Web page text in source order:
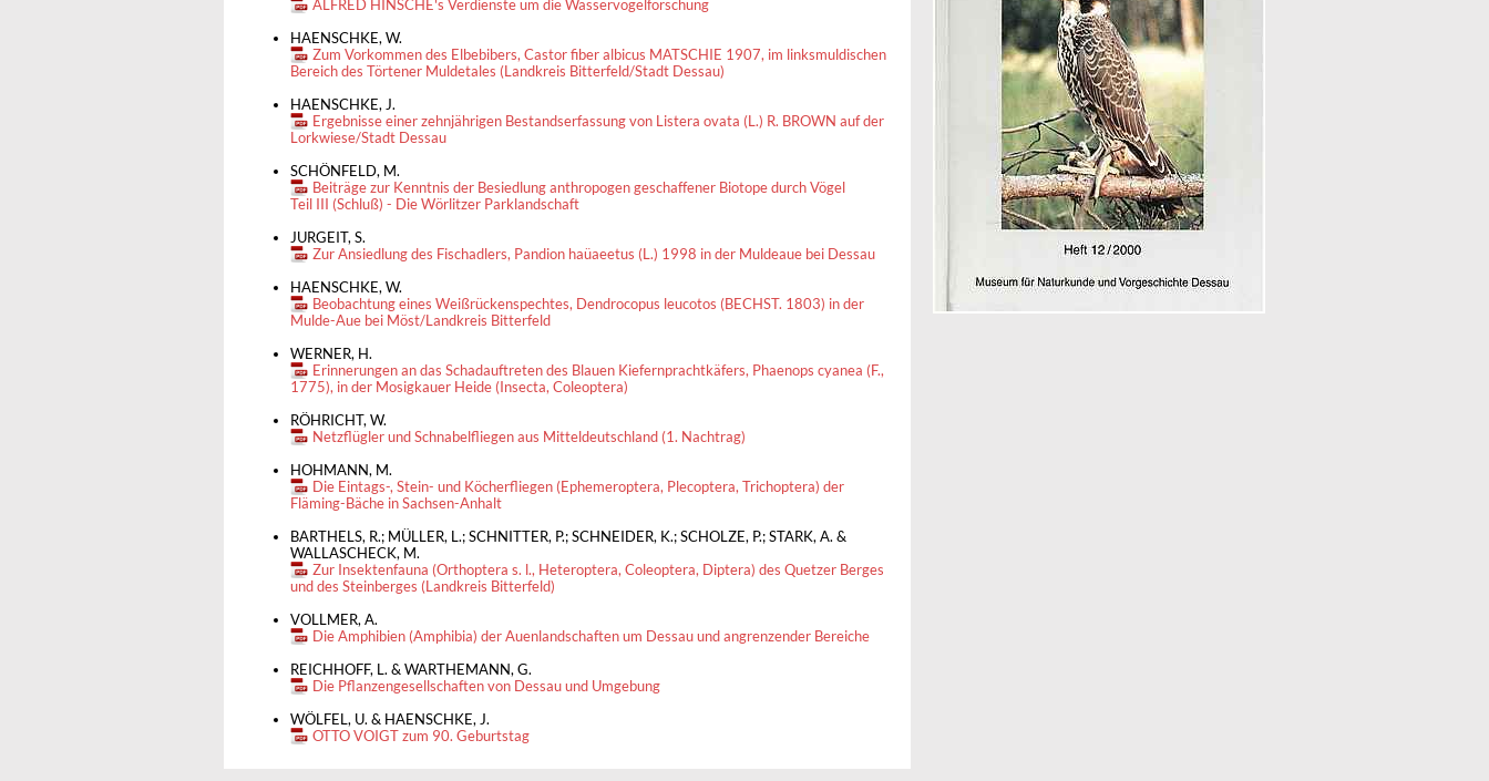
ALFRED HINSCHE's Verdienste um die Wasservogelforschung
HAENSCHKE, W.
Zum Vorkommen des Elbebibers, Castor fiber albicus MATSCHIE 1907, im linksmuldischen
Bereich des Törtener Muldetales (Landkreis Bitterfeld/Stadt Dessau)
HAENSCHKE, J.
Ergebnisse einer zehnjährigen Bestandserfassung von Listera ovata (L.) R. BROWN auf der
Lorkwiese/Stadt Dessau
SCHÖNFELD, M.
Beiträge zur Kenntnis der Besiedlung anthropogen geschaffener Biotope durch Vögel
Teil III (Schluß) - Die Wörlitzer Parklandschaft
JURGEIT, S.
Zur Ansiedlung des Fischadlers, Pandion haüaeetus (L.) 1998 in der Muldeaue bei Dessau
HAENSCHKE, W.
Beobachtung eines Weißrückenspechtes, Dendrocopus leucotos (BECHST. 1803) in der
Mulde-Aue bei Möst/Landkreis Bitterfeld
WERNER, H.
Erinnerungen an das Schadauftreten des Blauen Kiefernprachtkäfers, Phaenops cyanea (F.,
1775), in der Mosigkauer Heide (Insecta, Coleoptera)
RÖHRICHT, W.
Netzflügler und Schnabelfliegen aus Mitteldeutschland (1. Nachtrag)
HOHMANN, M.
Die Eintags-, Stein- und Köcherfliegen (Ephemeroptera, Plecoptera, Trichoptera) der
Fläming-Bäche in Sachsen-Anhalt
BARTHELS, R.; MÜLLER, L.; SCHNITTER, P.; SCHNEIDER, K.; SCHOLZE, P.; STARK, A. &
WALLASCHECK, M.
Zur Insektenfauna (Orthoptera s. l., Heteroptera, Coleoptera, Diptera) des Quetzer Berges
und des Steinberges (Landkreis Bitterfeld)
VOLLMER, A.
Die Amphibien (Amphibia) der Auenlandschaften um Dessau und angrenzender Bereiche
REICHHOFF, L. & WARTHEMANN, G.
Die Pflanzengesellschaften von Dessau und Umgebung
WÖLFEL, U. & HAENSCHKE, J.
OTTO VOIGT zum 90. Geburtstag